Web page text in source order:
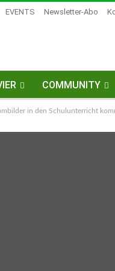
EVENTS Newsletter-Abo
COMMUNITY
in den Schulunterricht